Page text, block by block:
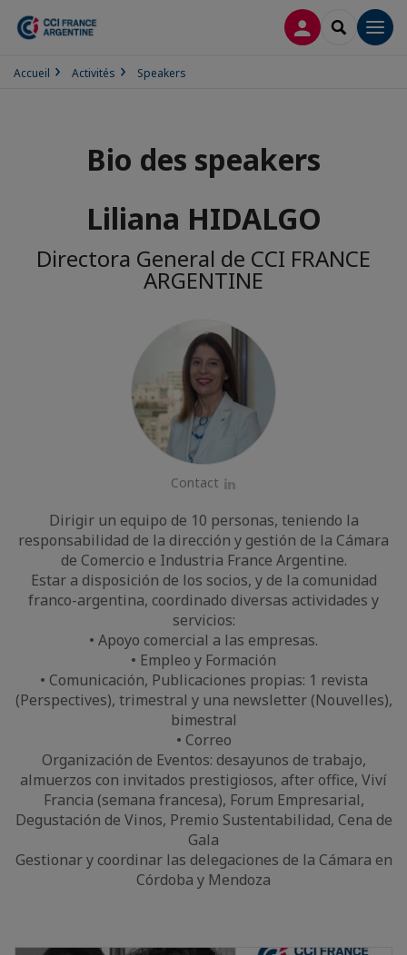
CONNEXION
Accueil Activités Speakers
Bio des speakers
Liliana HIDALGO
Directora General de CCI FRANCE
ARGENTINE
Contact
Dirigir un equipo de 10 personas, teniendo la
responsabilidad de la dirección y gestión de la Cámara
de Comercio e Industria France Argentine.
Estar a disposición de los socios, y de la comunidad
franco-argentina, coordinado diversas actividades y
servicios:
• Apoyo comercial a las empresas.
• Empleo y Formación
• Comunicación, Publicaciones propias: 1 revista
(Perspectives), trimestral y una newsletter (Nouvelles),
bimestral
• Correo
Organización de Eventos: desayunos de trabajo,
almuerzos con invitados prestigiosos, after office, Viví
Francia (semana francesa), Forum Empresarial,
Degustación de Vinos, Premio Sustentabilidad, Cena de
Gala
Gestionar y coordinar las delegaciones de la Cámara en
Córdoba y Mendoza